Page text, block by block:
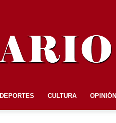
DEPORTES CULTURA OPINIÓN